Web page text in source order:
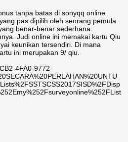
tanpa batas di sonyqq online
pas dipilih oleh seorang pemula.
benar-benar sederhana.
Judi online ini memakai kartu Qiu
keunikan tersendiri. Di mana
ini merupakan 9/ qiu.
4FA0-9772-